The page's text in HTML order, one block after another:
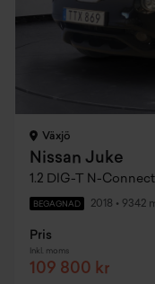
Växjö
Nissan Juke
1.2 DIG-T N-
BEGAGNAD 2018 • 9342
Pris
Inkl. moms
109 800 kr